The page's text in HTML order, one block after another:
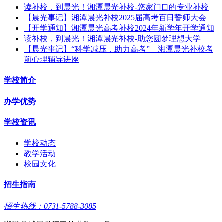
读补校，到晨光！湘潭晨光补校-您家门口的专业补校
【晨光事记】湘潭晨光补校2025届高考百日誓师大会
【开学通知】湘潭晨光高考补校2024年新学年开学通知
读补校，到晨光！湘潭晨光补校-助您圆梦理想大学
【晨光事记】“科学减压，助力高考”—湘潭晨光补校考
前心理辅导讲座
学校简介
办学优势
学校资讯
学校动态
教学活动
校园文化
招生指南
招生热线：0731-5788-3085